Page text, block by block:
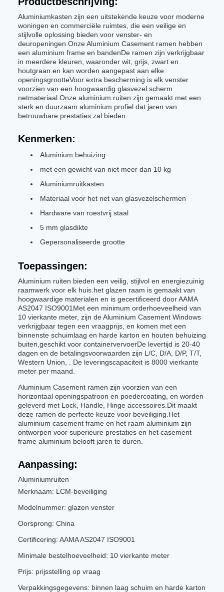
Aluminiumkasten zijn een uitstekende keuze voor moderne
woningen en commerciële ruimtes, die een veilige en
stijlvolle oplossing bieden voor venster- en
deuropeningen.Onze Aluminium Casement ramen hebben
een aluminium frame en bandenDe ramen zijn verkrijgbaar
in meerdere kleuren, waaronder wit, grijs, zwart en
houtgraan.en kan worden aangepast aan elke
openingsgrootteVoor extra bescherming is elk venster
voorzien van een hoogwaardig glasvezel scherm
netmateriaal.Onze aluminium ruiten zijn gemaakt met een
sterk en duurzaam aluminium profiel dat jaren van
betrouwbare prestaties zal bieden.
Kenmerken:
Aluminium behuizing
met een gewicht van niet meer dan 10 kg
Aluminiumruitkasten
Materiaal voor het net van glasvezelschermen
Hardware van roestvrij staal
5 mm glasdikte
Gepersonaliseerde grootte
Toepassingen:
Aluminium ruiten bieden een veilig, stijlvol en energiezuinig
raamwerk voor elk huis.het glazen raam is gemaakt van
hoogwaardige materialen en is gecertificeerd door AAMA
AS2047 ISO9001Met een minimum orderhoeveelheid van
10 vierkante meter, zijn de Aluminium Casement Windows
verkrijgbaar tegen een vraagprijs, en komen met een
binnenste schuimlaag en harde karton en houten behuizing
buiten,geschikt voor containervervoerDe levertijd is 20-40
dagen en de betalingsvoorwaarden zijn L/C, D/A, D/P, T/T,
Western Union, . De leveringscapaciteit is 8000 vierkante
meter per maand.
Aluminium Casement ramen zijn voorzien van een
horizontaal openingspatroon en poedercoating, en worden
geleverd met Lock, Handle, Hinge accessoires.Dit maakt
deze ramen de perfecte keuze voor beveiliging.Het
aluminium casement frame en het raam aluminium zijn
ontworpen voor superieure prestaties en het casement
frame aluminium belooft jaren te duren.
Aanpassing:
Aluminiumruiten
Merknaam: LCM-beveiliging
Modelnummer: glazen venster
Oorsprong: China
Certificering: AAMA AS2047 ISO9001
Minimale bestelhoeveelheid: 10 vierkante meter
Prijs: prijsstelling op vraag
Verpakkingsgegevens: binnen laag schuim en harde karton